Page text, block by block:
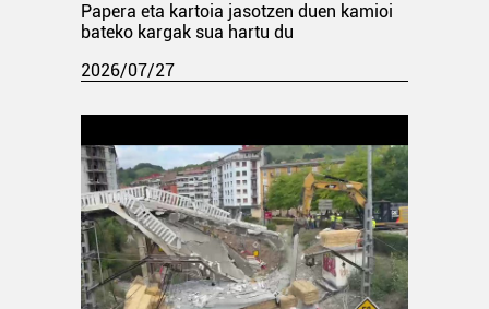
Papera eta kartoia jasotzen duen kamioi
bateko kargak sua hartu du
2026/07/27